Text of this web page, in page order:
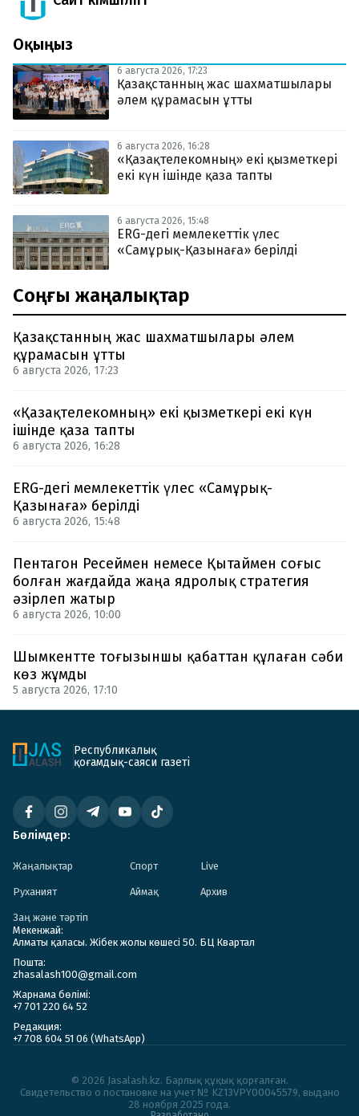
Оқыңыз
6 августа 2026, 17:23
Қазақстанның жас шахматшылары
әлем құрамасын ұтты
6 августа 2026, 16:28
«Қазақтелекомның» екі қызметкері
екі күн ішінде қаза тапты
6 августа 2026, 15:48
ERG-дегі мемлекеттік үлес
«Самұрық-Қазынаға» берілді
Соңғы жаңалықтар
Қазақстанның жас шахматшылары әлем
құрамасын ұтты
6 августа 2026, 17:23
«Қазақтелекомның» екі қызметкері екі күн
ішінде қаза тапты
6 августа 2026, 16:28
ERG-дегі мемлекеттік үлес «Самұрық-
Қазынаға» берілді
6 августа 2026, 15:48
Пентагон Ресеймен немесе Қытаймен соғыс
болған жағдайда жаңа ядролық стратегия
әзірлеп жатыр
6 августа 2026, 10:00
Шымкентте тоғызыншы қабаттан құлаған сәби
көз жұмды
5 августа 2026, 17:10
Республикалық
қоғамдық-саяси газеті
Бөлімдер:
Жаңалықтар Спорт Live
Руханият Аймақ Архив
Заң және тәртіп
Мекенжай:
Алматы қаласы. Жібек жолы көшесі 50. БЦ Квартал
Пошта:
zhasalash100@gmail.com
Жарнама бөлімі:
+7 701 220 64 52
Редакция:
+7 708 604 51 06 (WhatsApp)
© 2026 Jasalash.kz. Барлық құқық қорғалған.
Cвидетельство о постановке на учет № KZ13VPY00045579, выдано
28 ноября 2025 года.